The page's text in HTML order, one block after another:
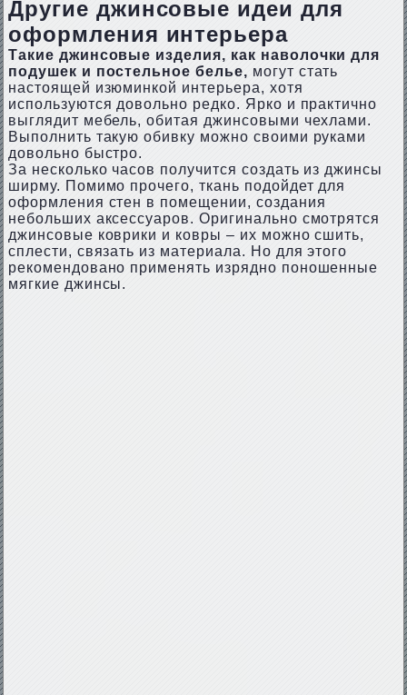
Другие джинсовые идеи для
оформления интерьера
Такие джинсовые изделия, как наволочки для
подушек и постельное белье, могут стать
настоящей изюминкой интерьера, хотя
используются довольно редко. Ярко и практично
выглядит мебель, обитая джинсовыми чехлами.
Выполнить такую обивку можно своими руками
довольно быстро.
За несколько часов получится создать из джинсы
ширму. Помимо прочего, ткань подойдет для
оформления стен в помещении, создания
небольших аксессуаров. Оригинально смотрятся
джинсовые коврики и ковры – их можно сшить,
сплести, связать из материала. Но для этого
рекомендовано применять изрядно поношенные
мягкие джинсы.